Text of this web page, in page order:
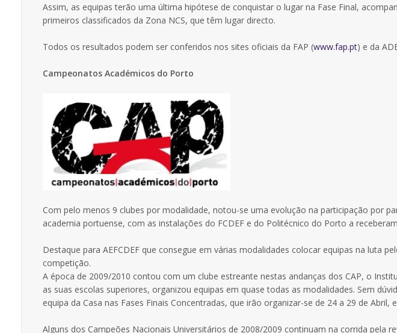
Assim, as equipas terão uma última hipótese de conquistar o lugar na Fase Final,
primeiros classificados da Zona NCS, que têm lugar directo.
Todos os resultados podem ser conferidos nos sites oficiais da FAP (www.fap.pt) e da
Campeonatos Académicos do Porto
Com pelo menos 9 clubes por modalidade, notou-se uma evolução na participação por
academia portuense, com as instalações do FCDEF e do Politécnico do Porto a
Destaque para AEFCDEF que consegue em várias modalidades colocar equipas na luta
competição.
A época de 2009/2010 contou com um clube estreante nestas andanças dos CAP, o
as suas escolas superiores, organizou equipas em quase todas as modalidades. Sem
equipa da Casa nas Fases Finais Concentradas, que irão organizar-se de 24 a 29 de Abril,
Alguns dos Campeões Nacionais Universitários de 2008/2009 continuam na corrida pela